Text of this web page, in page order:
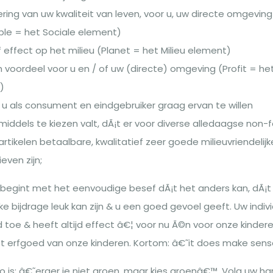
van uw kwaliteit van leven, voor u, uw directe
= het Sociale element)
op het milieu (Planet = het Milieu element)
voordeel voor u en / of uw (directe) omgeving (Profit =
als consument en eindgebruiker graag ervan te willen
te kiezen valt, dÃ¡t er voor diverse alledaagse non-
betaalbare, kwalitatief zeer goede
zijn;
met het eenvoudige besef dÃ¡t het anders kan,
bijdrage leuk kan zijn & u een goed gevoel geeft. Uw
& heeft altijd effect â€¦ voor nu Ã©n voor onze
van onze kinderen. Kortom: â€˜it does make